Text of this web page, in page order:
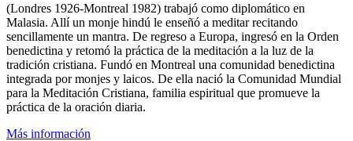
(Londres 1926-Montreal 1982) trabajó como diplomático en
Malasia. Allí un monje hindú le enseñó a meditar recitando
sencillamente un mantra. De regreso a Europa, ingresó en la Orden
benedictina y retomó la práctica de la meditación a la luz de la
tradición cristiana. Fundó en Montreal una comunidad benedictina
integrada por monjes y laicos. De ella nació la Comunidad Mundial
para la Meditación Cristiana, familia espiritual que promueve la
práctica de la oración diaria.
Más información